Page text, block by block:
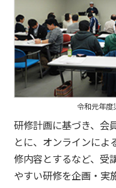
令和元年度
研修計画に基づき、会
とに、オンラインによ
修内容とするなど、受
やすい研修を企画・実